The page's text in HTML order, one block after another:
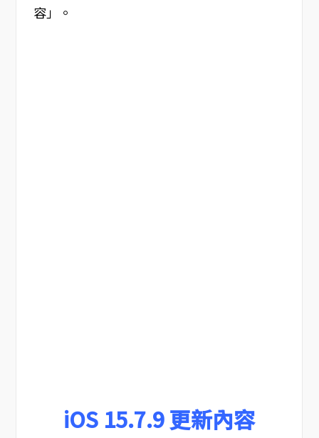
容」。
iOS 15.7.9 更新內容